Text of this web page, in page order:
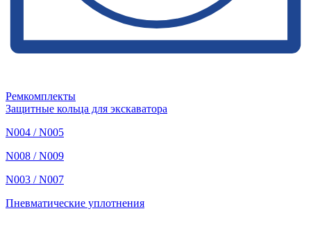
Ремкомплекты
Защитные кольца для экскаватора
N004 / N005
N008 / N009
N003 / N007
Пневматические уплотнения